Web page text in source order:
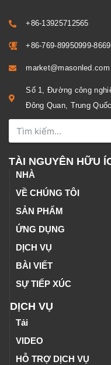
+86-13925712565
+86-769-89950999-8669
market@masonled.com
Số 1, Đường công
Đông Quan, Trung Quốc
TÀI NGUYÊN HỮU
NHÀ
VỀ CHÚNG TÔI
SẢN PHẨM
ỨNG DỤNG
DỊCH VỤ
BÀI VIẾT
SỰ TIẾP XÚC
DỊCH VỤ
Tải
VIDEO
HỖ TRỢ DỊCH VỤ